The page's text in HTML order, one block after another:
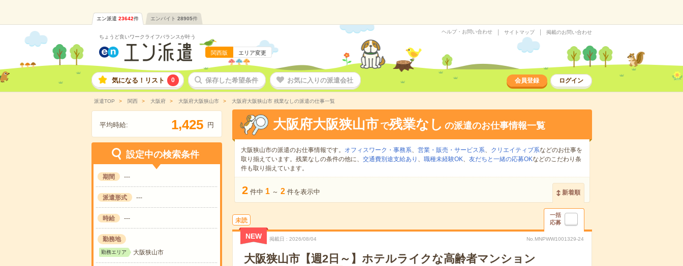
エン派遣 23642件 エンバイト 28905件
ちょうど良いワークライフバランスが叶う
関西版 エリア変更
ヘルプ・お問い合わせ サイトマップ 掲載のお問い合わせ
気になる！リスト 0 保存した希望条件 お気に入りの派遣会社 会員登録 ログイン
派遣TOP 関西 大阪府 大阪府大阪狭山市 大阪府大阪狭山市 残業なしの派遣の仕事一覧
平均時給: 1,425 円
設定中の検索条件
期間 ---
派遣形式 ---
時給 ---
勤務地
勤務エリア 大阪狭山市
大阪府大阪狭山市 で残業なし の派遣のお仕事情報一覧
大阪狭山市の派遣のお仕事情報です。 オフィスワーク・事務系、 営業・販売・サービス系、 クリエイティブ系などのお仕事を
取り揃えています。残業なしの条件の他に、 交通費別途支給あり 、 職種未経験OK、 友だちと一緒の応募OKなどのこだわり条
件も取り揃えています。
2 件中 1 ～ 2 件を表示中 新着順
未読
一括
応募
NEW 掲載日 2026/08/04 No.MNPWW1001329-24
大阪狭山市【週2日～】ホテルライクな高齢者マンション